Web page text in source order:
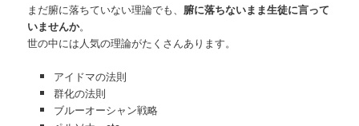
まだ腑に落ちていない理論でも、 腑に落ちないまま生徒に言って
いませんか。
世の中には人気の理論がたくさんあります。
アイドマの法則
群化の法則
ブルーオーシャン戦略